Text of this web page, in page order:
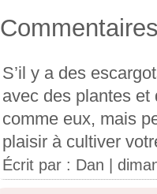
S’il y a des
avec des plantes et
comme eux, mais
plaisir à cultiver
Écrit par : Dan |